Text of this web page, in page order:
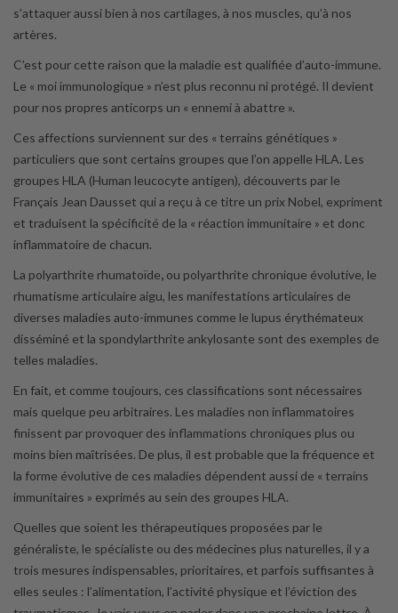
s’attaquer aussi bien à nos cartilages, à nos muscles, qu’à nos
artères.
C’est pour cette raison que la maladie est qualifiée d’auto-immune.
Le « moi immunologique » n’est plus reconnu ni protégé. Il devient
pour nos propres anticorps un « ennemi à abattre ».
Ces affections surviennent sur des « terrains génétiques »
particuliers que sont certains groupes que l’on appelle HLA. Les
groupes HLA (Human leucocyte antigen), découverts par le
Français Jean Dausset qui a reçu à ce titre un prix Nobel, expriment
et traduisent la spécificité de la « réaction immunitaire » et donc
inflammatoire de chacun.
La polyarthrite rhumatoïde, ou polyarthrite chronique évolutive, le
rhumatisme articulaire aigu, les manifestations articulaires de
diverses maladies auto-immunes comme le lupus érythémateux
disséminé et la spondylarthrite ankylosante sont des exemples de
telles maladies.
En fait, et comme toujours, ces classifications sont nécessaires
mais quelque peu arbitraires. Les maladies non inflammatoires
finissent par provoquer des inflammations chroniques plus ou
moins bien maîtrisées. De plus, il est probable que la fréquence et
la forme évolutive de ces maladies dépendent aussi de « terrains
immunitaires » exprimés au sein des groupes HLA.
Quelles que soient les thérapeutiques proposées par le
généraliste, le spécialiste ou des médecines plus naturelles, il y a
trois mesures indispensables, prioritaires, et parfois suffisantes à
elles seules : l’alimentation, l’activité physique et l’éviction des